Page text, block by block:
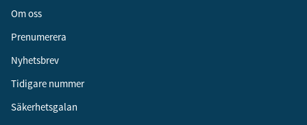
Om oss
Prenumerera
Nyhetsbrev
Tidigare nummer
Säkerhetsgalan